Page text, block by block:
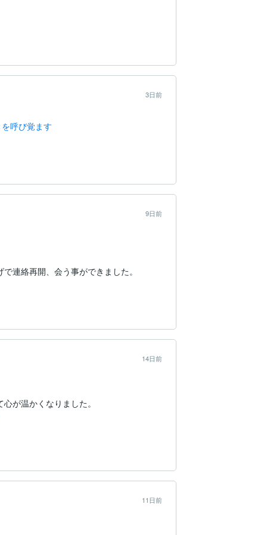
3日前
呼び覚ます
9日前
連絡再開、会う事ができました。
14日前
が温かくなりました。
11日前